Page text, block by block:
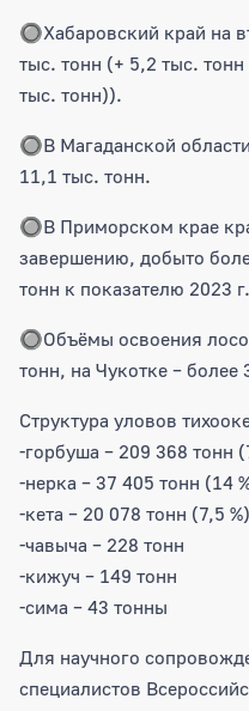
🔘Хабаровский край на
тыс. тонн (+ 5,2 тыс.
тыс. тонн)).
🔘В Магаданской
11,1 тыс. тонн.
🔘В Приморском крае
завершению, добыто
тонн к показателю 2023
🔘Объёмы освоения
тонн, на Чукотке – более
Структура уловов
-горбуша – 209 368 тонн
-нерка – 37 405 тонн (14
-кета – 20 078 тонн (7,5 %)
-чавыча – 228 тонн
-кижуч – 149 тонн
-сима – 43 тонны
Для научного
специалистов